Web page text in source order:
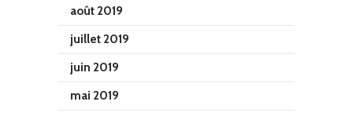
août 2019
juillet 2019
juin 2019
mai 2019